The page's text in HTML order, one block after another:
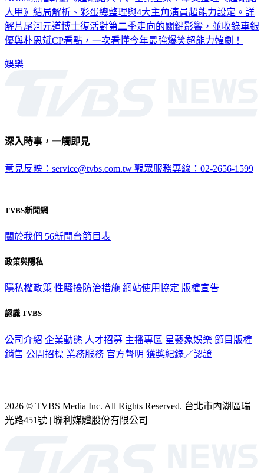
人甲》結局解析、彩蛋總整理與4大主角演員超能力設定。詳
解片尾河元道博士復活對第二季走向的關鍵影響，並收錄車銀
優與朴恩斌CP看點，一次看懂今年最強爆笑超能力韓劇！
娛樂
深入時事，一觸即見
意見反映：service@tvbs.com.tw 觀眾服務專線：02-2656-1599
TVBS新聞網
關於我們 56新聞台節目表
政策與隱私
隱私權政策 性騷擾防治措施 網站使用協定 版權宣告
認識 TVBS
公司介紹 企業動態 人才招募 主播專區 星藝象娛樂 節目版權
銷售 公開招標 業務服務 官方聲明 獲獎紀錄／認證
2026 © TVBS Media Inc. All Rights Reserved. 台北市內湖區瑞
光路451號 | 聯利媒體股份有限公司